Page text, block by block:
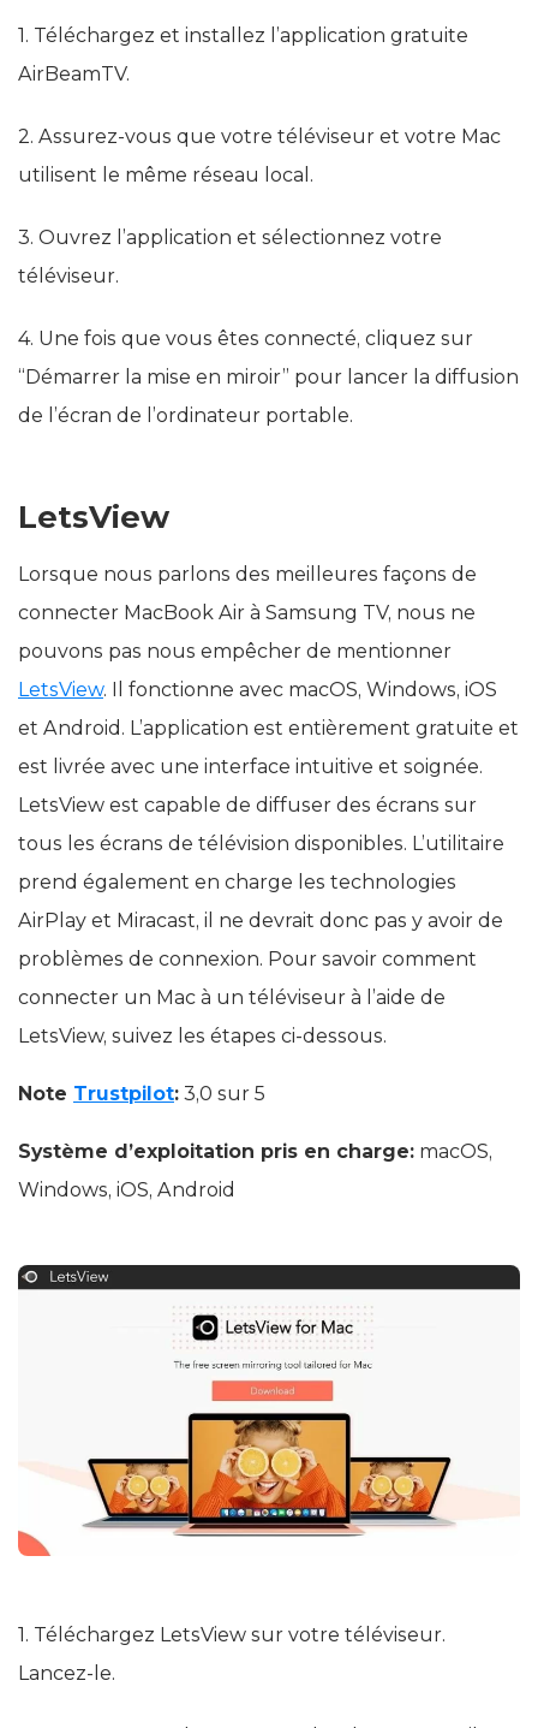
1. Téléchargez et installez l’application gratuite
AirBeamTV.
2. Assurez-vous que votre téléviseur et votre Mac
utilisent le même réseau local.
3. Ouvrez l’application et sélectionnez votre
téléviseur.
4. Une fois que vous êtes connecté, cliquez sur
“Démarrer la mise en miroir” pour lancer la diffusion
de l’écran de l’ordinateur portable.
LetsView
Lorsque nous parlons des meilleures façons de
connecter MacBook Air à Samsung TV, nous ne
pouvons pas nous empêcher de mentionner
LetsView. Il fonctionne avec macOS, Windows, iOS
et Android. L’application est entièrement gratuite et
est livrée avec une interface intuitive et soignée.
LetsView est capable de diffuser des écrans sur
tous les écrans de télévision disponibles. L’utilitaire
prend également en charge les technologies
AirPlay et Miracast, il ne devrait donc pas y avoir de
problèmes de connexion. Pour savoir comment
connecter un Mac à un téléviseur à l’aide de
LetsView, suivez les étapes ci-dessous.
Note Trustpilot: 3,0 sur 5
Système d’exploitation pris en charge: macOS,
Windows, iOS, Android
1. Téléchargez LetsView sur votre téléviseur.
Lancez-le.